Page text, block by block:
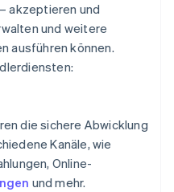
– akzeptieren und
und weitere
ausführen können.
die sichere Abwicklung
Kanäle, wie
Online-
und mehr.